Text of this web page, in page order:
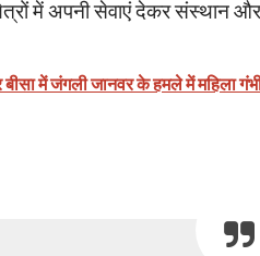
में अपनी सेवाएं देकर संस्थान
में जंगली जानवर के हमले में महिला